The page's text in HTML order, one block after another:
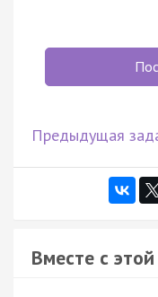
Предыдущая
Вместе с